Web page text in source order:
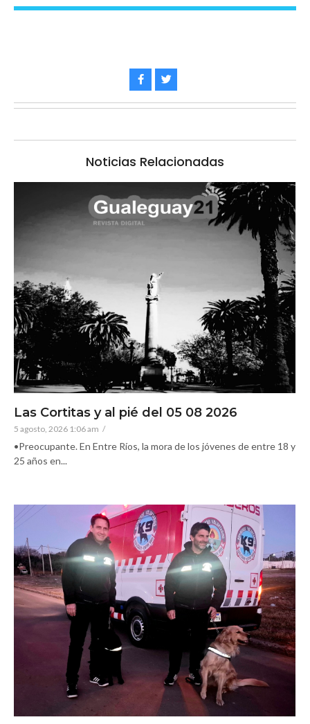
Noticias Relacionadas
Las Cortitas y al pié del 05 08 2026
5 agosto, 2026 1:06 am /
•Preocupante. En Entre Ríos, la mora de los jóvenes de entre 18 y
25 años en...